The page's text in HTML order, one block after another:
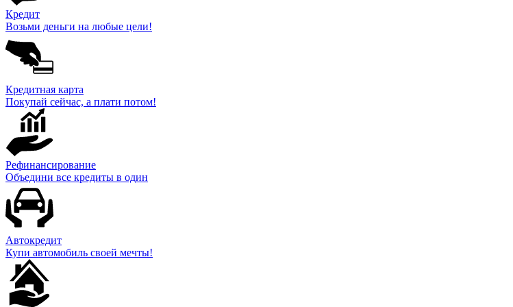
Кредит
Возьми деньги на любые цели!
Кредитная карта
Покупай сейчас, а плати потом!
Рефинансирование
Объедини все кредиты в один
Автокредит
Купи автомобиль своей мечты!